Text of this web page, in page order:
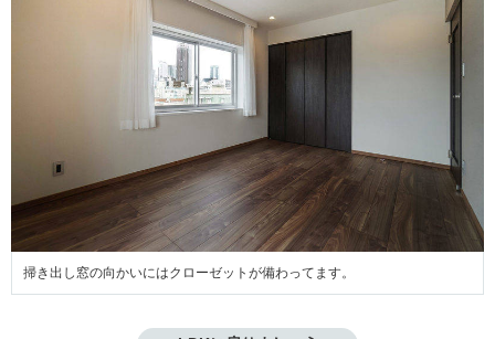
掃き出し窓の向かいにはクローゼットが備わってます。